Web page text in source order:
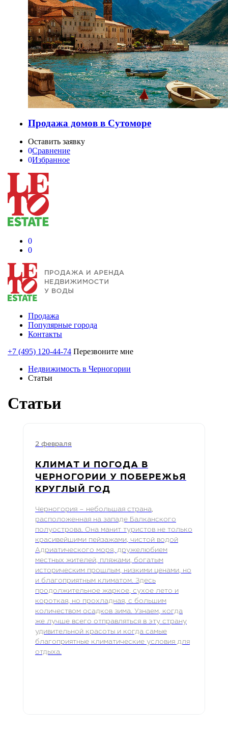
Продажа домов в Сутоморе
Оставить заявку
0Сравнение
0Избранное
0
0
Продажа
Популярные города
Контакты
+7 (495) 120-44-74 Перезвоните мне
Недвижимость в Черногории
Статьи
Статьи
2 февраля
КЛИМАТ И ПОГОДА В
ЧЕРНОГОРИИ У ПОБЕРЕЖЬЯ
КРУГЛЫЙ ГОД
Черногория – небольшая страна,
расположенная на западе Балканского
полуострова. Она манит туристов не только
красивейшими пейзажами, чистой водой
Адриатического моря, дружелюбием
местных жителей, пляжами, богатым
историческим прошлым, низкими ценами, но
и благоприятным климатом. Здесь
продолжительное жаркое, сухое лето и
короткая, но прохладная, с большим
количеством осадков зима. Узнаем, когда
же лучше всего отправляться в эту страну
удивительной красоты и когда самые
благоприятные климатические условия для
отдыха.